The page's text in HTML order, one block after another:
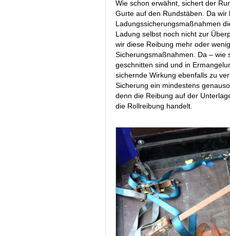
Wie schon erwähnt, sichert der
Gurte auf den Rundstäben. Da
Ladungssicherungsmaßnahmen
Ladung selbst noch nicht zur
wir diese Reibung mehr oder
Sicherungsmaßnahmen. Da – wie
geschnitten sind und in
sichernde Wirkung ebenfalls zu
Sicherung ein mindestens
denn die Reibung auf der
die Rollreibung handelt.